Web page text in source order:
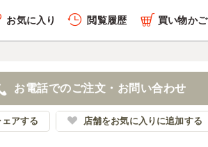
お気に入り 閲覧履歴 買い物かご
お電話でのご注文・お問い合わせ
ェアする 店舗をお気に入りに追加する